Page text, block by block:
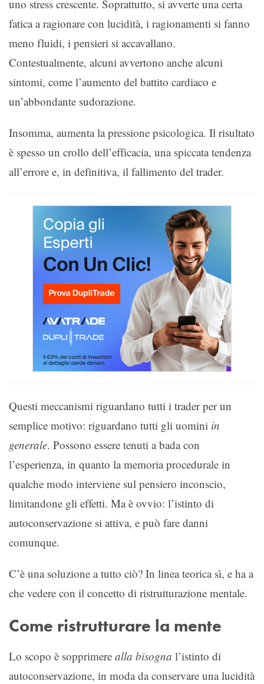
uno stress crescente. Soprattutto, si avverte una certa
fatica a ragionare con lucidità, i ragionamenti si fanno
meno fluidi, i pensieri si accavallano.
Contestualmente, alcuni avvertono anche alcuni
sintomi, come l’aumento del battito cardiaco e
un’abbondante sudorazione.
Insomma, aumenta la pressione psicologica. Il risultato
è spesso un crollo dell’efficacia, una spiccata tendenza
all’errore e, in definitiva, il fallimento del trader.
Questi meccanismi riguardano tutti i trader per un
semplice motivo: riguardano tutti gli uomini in
generale. Possono essere tenuti a bada con
l’esperienza, in quanto la memoria procedurale in
qualche modo interviene sul pensiero inconscio,
limitandone gli effetti. Ma è ovvio: l’istinto di
autoconservazione si attiva, e può fare danni
comunque.
C’è una soluzione a tutto ciò? In linea teorica sì, e ha a
che vedere con il concetto di ristrutturazione mentale.
Come ristrutturare la mente
Lo scopo è sopprimere alla bisogna l’istinto di
autoconservazione, in moda da conservare una lucidità